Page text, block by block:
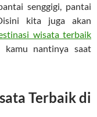
senggigi, pantai
kita juga akan
wisata terbaik
kamu nantinya saat
Terbaik di